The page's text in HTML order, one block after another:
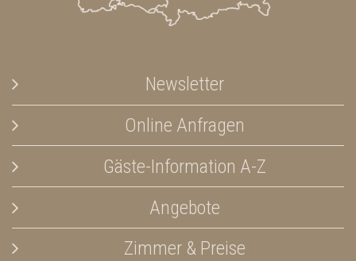
Newsletter
Online Anfragen
Gäste-Information A-Z
Angebote
Zimmer & Preise